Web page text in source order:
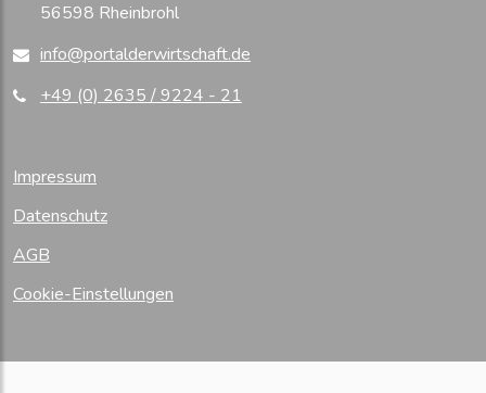
56598 Rheinbrohl
info@portalderwirtschaft.de
+49 (0) 2635 / 9224 - 21
Impressum
Datenschutz
AGB
Cookie-Einstellungen